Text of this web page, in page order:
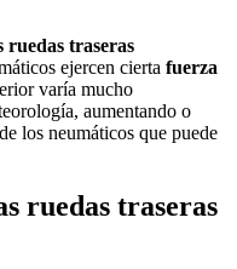
ruedas traseras
ejercen cierta fuerza
varía mucho
aumentando o
los neumáticos que puede
ruedas traseras